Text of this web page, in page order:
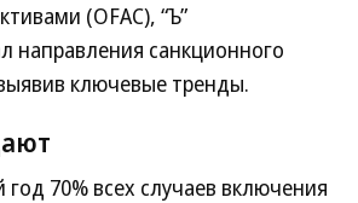
(OFAC), “Ъ”
направления санкционного
ключевые тренды.
70% всех случаев включения